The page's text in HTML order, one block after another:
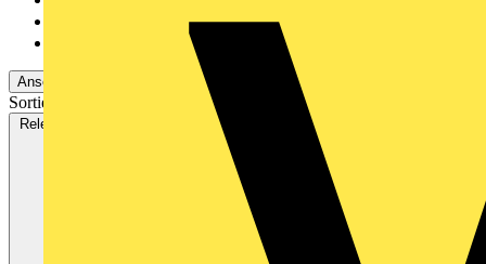
Emil Löffelhardt Gmb...1282
Oskar Böttcher GmbH...
Ansehen -2 Mehr
Sortieren nach:
Relevanz V+ Punkte